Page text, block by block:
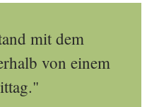
mit dem
von einem